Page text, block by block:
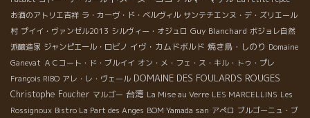
お酒のアトリエ吉祥 ラ・カーヴ・ド・ベルヴィル サンテチエンヌ・デ・ズリエール
村 プイイ・ヴァンゼル2013 シルヴィー・オジュロ Guy Blanchard ボジョレ自然
派醸造家 ジャンピエール・ロビノ イヴ・カムドボルド 焼き鳥・しのり Domaine
Ganevat ＡＣコート・ド・ブルイイ オン・メ・フェ・ス・キル・トゥ・プレ
François RIBO アレ・レ・ヴェール DOMAINE DES FOULARDS ROUGES
Christophe Foucher マルゴー 台湾 La Mise au Verre LES MARCELLINS Les
Rossignoux Bistro La Part des Anges BOM Yamada san アぺロ ブルゴーニュ・ブ